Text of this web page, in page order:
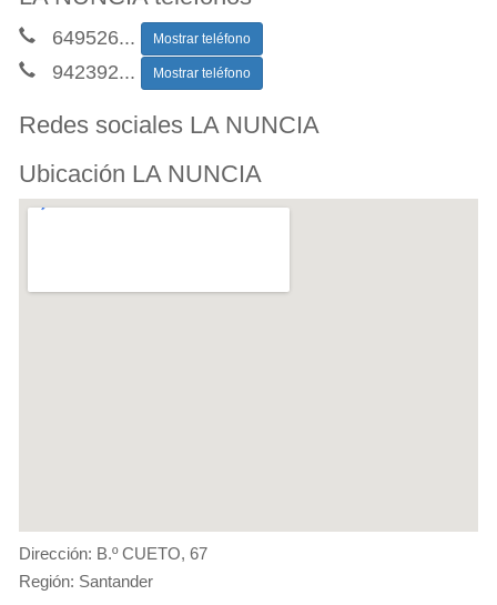
649526... Mostrar teléfono
942392... Mostrar teléfono
Redes sociales LA NUNCIA
Ubicación LA NUNCIA
Dirección: B.º CUETO, 67
Región: Santander